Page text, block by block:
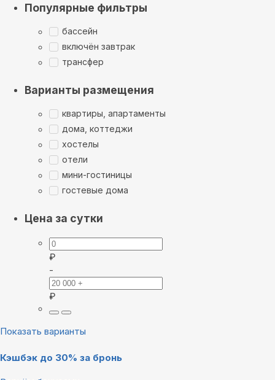
Популярные фильтры
бассейн
включён завтрак
трансфер
Варианты размещения
квартиры, апартаменты
дома, коттеджи
хостелы
отели
мини-гостиницы
гостевые дома
Цена за сутки
₽
-
₽
Показать варианты
Кэшбэк до 30% за бронь